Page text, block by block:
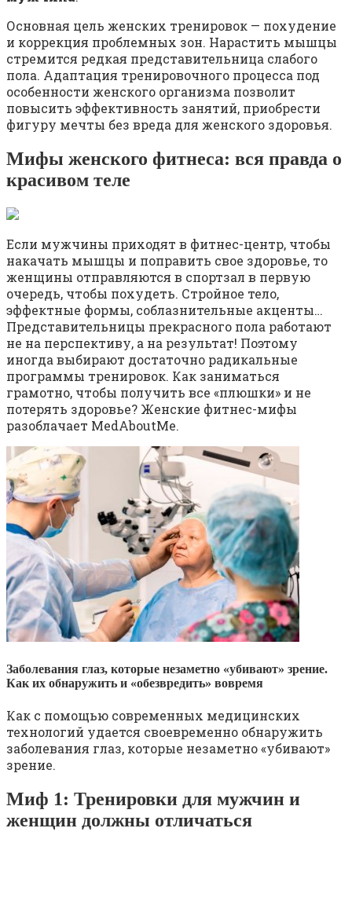
Основная цель женских тренировок — похудение
и коррекция проблемных зон. Нарастить мышцы
стремится редкая представительница слабого
пола. Адаптация тренировочного процесса под
особенности женского организма позволит
повысить эффективность занятий, приобрести
фигуру мечты без вреда для женского здоровья.
Мифы женского фитнеса: вся правда о
красивом теле
Если мужчины приходят в фитнес-центр, чтобы
накачать мышцы и поправить свое здоровье, то
женщины отправляются в спортзал в первую
очередь, чтобы похудеть. Стройное тело,
эффектные формы, соблазнительные акценты…
Представительницы прекрасного пола работают
не на перспективу, а на результат! Поэтому
иногда выбирают достаточно радикальные
программы тренировок. Как заниматься
грамотно, чтобы получить все «плюшки» и не
потерять здоровье? Женские фитнес-мифы
разоблачает MedAboutMe.
Заболевания глаз, которые незаметно «убивают» зрение.
Как их обнаружить и «обезвредить» вовремя
Как с помощью современных медицинских
технологий удается своевременно обнаружить
заболевания глаз, которые незаметно «убивают»
зрение.
Миф 1: Тренировки для мужчин и
женщин должны отличаться